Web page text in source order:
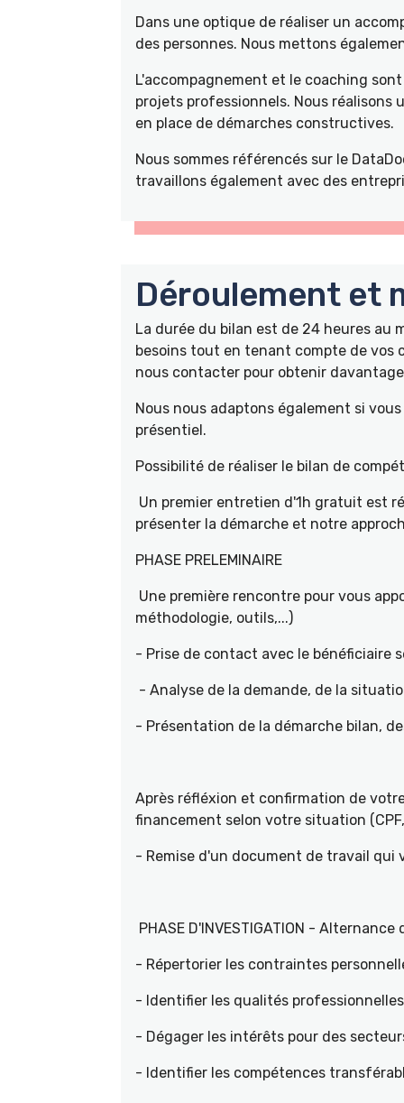
Dans une optique de réaliser un
des personnes. Nous mettons
L'accompagnement et le coaching
projets professionnels. Nous
en place de démarches constructives.
Nous sommes référencés sur le
travaillons également avec des
Déroulement et
La durée du bilan est de 24 heures au
besoins tout en tenant compte de vos
nous contacter pour obtenir
Nous nous adaptons également si
présentiel.
Possibilité de réaliser le bilan de
Un premier entretien d'1h gratuit est
présenter la démarche et notre
PHASE PRELEMINAIRE
Une première rencontre pour vous
méthodologie, outils,...)
- Prise de contact avec le bénéficiaire
- Analyse de la demande, de la
- Présentation de la démarche bilan,
Après réfléxion et confirmation de
financement selon votre situation
- Remise d'un document de travail qui
PHASE D'INVESTIGATION -
- Répertorier les contraintes
- Identifier les qualités
- Dégager les intérêts pour des
- Identifier les compétences